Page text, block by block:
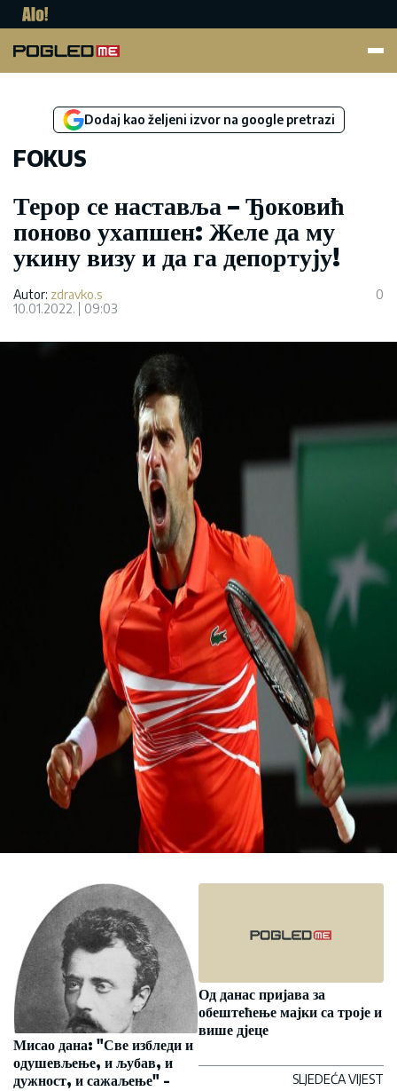
Dodaj kao željeni izvor na google pretrazi
FOKUS
Терор се наставља – Ђоковић
поново ухапшен: Желе да му
укину визу и да га депортују!
Autor: zdravko.s
10.01.2022.
09:03
0
Мисао дана: "Све избледи и
одушевљење, и љубав, и
дужност, и сажаљење" -
Од данас пријава за
обештећење мајки са троје и
више дјеце
SLJEDEĆA VIJEST